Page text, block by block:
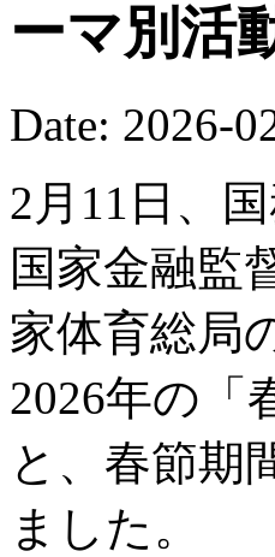
ーマ別活
Date: 2026-
2月11日、
国家金融監
家体育総局
2026年の「
と、春節期
ました。